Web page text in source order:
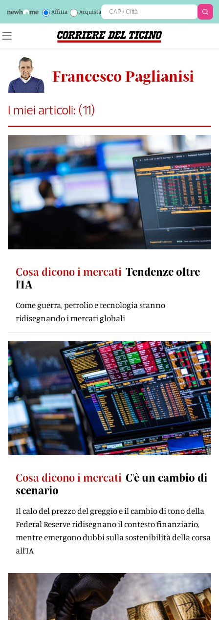
Affitta Acquista
Francesco Paglianisi
I miei articoli: (11)
Cosa dicono i mercati Tendenze oltre
l'IA
Come guerra, petrolio e tecnologia stanno
ridisegnando i mercati globali
Cosa dicono i mercati C'è un cambio di
scenario
Il calo del prezzo del greggio e il cambio di tono della
Federal Reserve ridisegnano il contesto finanziario,
mentre emergono dubbi sulla sostenibilità della corsa
all’IA